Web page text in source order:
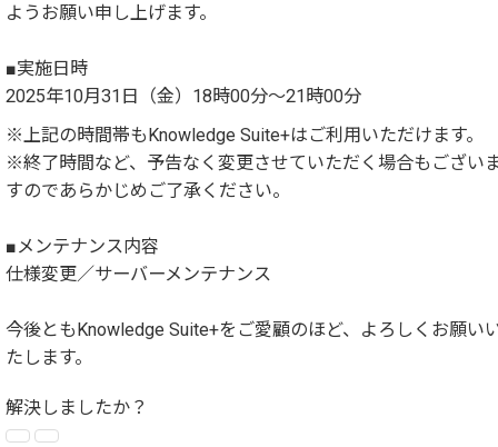
ようお願い申し上げます。
■実施日時
2025年10月31日（金）18時00分～21時00分
※上記の時間帯もKnowledge Suite+はご利用いただけます。
※終了時間など、予告なく変更させていただく場合もござい
すのであらかじめご了承ください。
■メンテナンス内容
仕様変更／サーバーメンテナンス
今後ともKnowledge Suite+をご愛顧のほど、よろしくお願い
たします。
解決しましたか？